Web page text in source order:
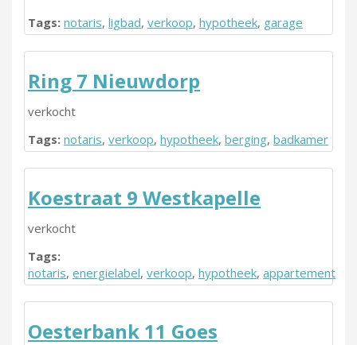
Tags: notaris, ligbad, verkoop, hypotheek, garage
Ring 7 Nieuwdorp
verkocht
Tags: notaris, verkoop, hypotheek, berging, badkamer
Koestraat 9 Westkapelle
verkocht
Tags:
notaris, energielabel, verkoop, hypotheek, appartement
Oesterbank 11 Goes